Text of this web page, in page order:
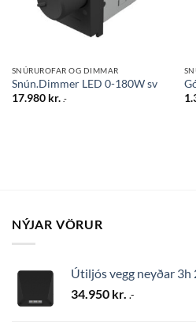
SNÚRUROFAR OG DIMMAR
Snún.Dimmer LED 0-180W sv
17.980 kr. .-
NÝJAR VÖRUR
Útiljós vegg neyðar
34.950 kr. .-